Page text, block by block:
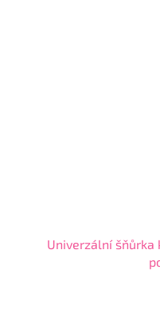
Univerzální šňůrka